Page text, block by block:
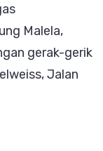
Malela,
gerak-gerik
Jalan